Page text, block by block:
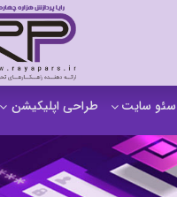
سئو سایت
سفارش تولید محتوا
آنالیز سایت
طراحی اپلیکیشن
اپلیکیشن فروشگاهی